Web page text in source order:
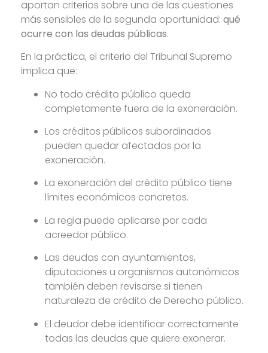
aportan criterios sobre una de las cuestiones
más sensibles de la segunda oportunidad: qué
ocurre con las deudas públicas.
En la práctica, el criterio del Tribunal Supremo
implica que:
No todo crédito público queda
completamente fuera de la exoneración.
Los créditos públicos subordinados
pueden quedar afectados por la
exoneración.
La exoneración del crédito público tiene
límites económicos concretos.
La regla puede aplicarse por cada
acreedor público.
Las deudas con ayuntamientos,
diputaciones u organismos autonómicos
también deben revisarse si tienen
naturaleza de crédito de Derecho público.
El deudor debe identificar correctamente
todas las deudas que quiere exonerar.